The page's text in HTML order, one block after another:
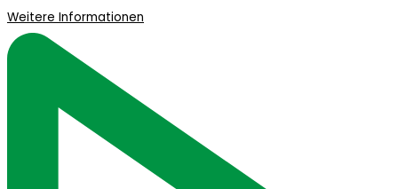
Weitere Informationen